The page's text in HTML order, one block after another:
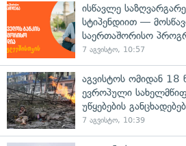
ისწავლე
სტიპენდიით —
საერთაშორისო
7 აგვისტო, 10:57
აგვისტოს ომიდან
ევროპული
უწყებების
7 აგვისტო, 10:39